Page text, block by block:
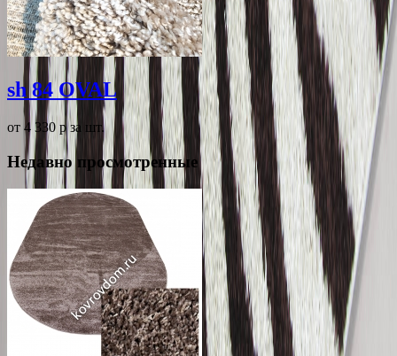
sh 84 OVAL
от 4 330 pза шт.
Недавно просмотренные